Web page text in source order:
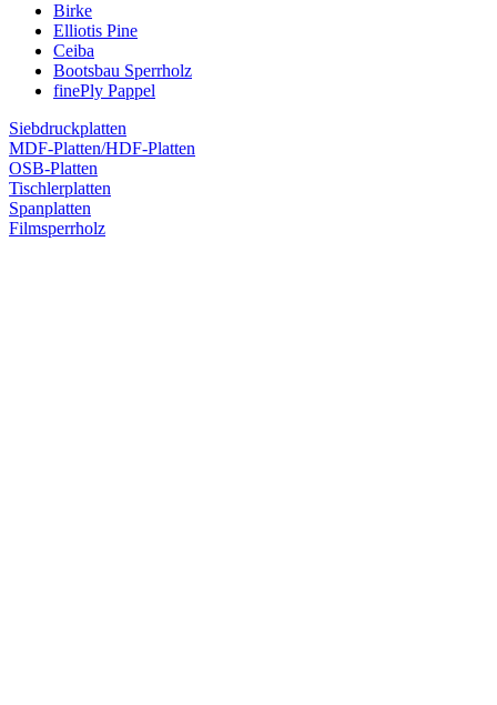
Birke
Elliotis Pine
Ceiba
Bootsbau Sperrholz
finePly Pappel
Siebdruckplatten
MDF-Platten/HDF-Platten
OSB-Platten
Tischlerplatten
Spanplatten
Filmsperrholz